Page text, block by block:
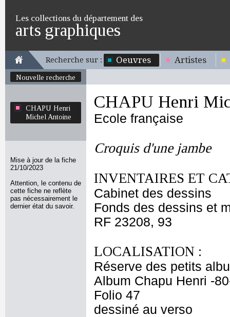
Les collections du département des
arts graphiques
Recherche sur : Oeuvres Artistes
Nouvelle recherche
CHAPU Henri
Michel Antoine
Mise à jour de la fiche
21/10/2023
Attention, le contenu de
cette fiche ne reflète
pas nécessairement le
dernier état du savoir.
CHAPU Henri
Ecole française
Croquis d'une jambe
INVENTAIRES ET
Cabinet des dessins
Fonds des dessins et
RF 23208, 93
LOCALISATION :
Réserve des petits
Album Chapu Henri -
Folio 47
dessiné au verso